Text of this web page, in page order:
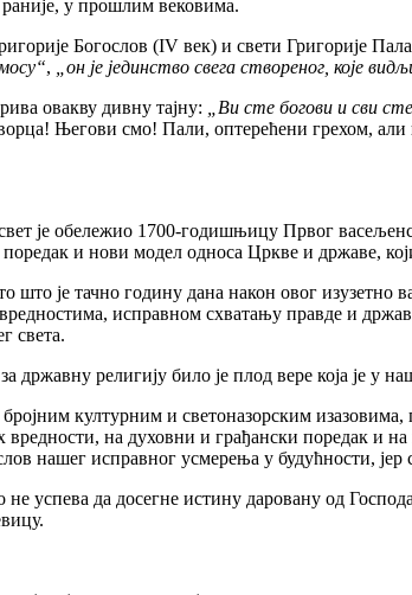
у прошлим вековима.
Богослов (IV век) и свети Григорије
, „он је јединство свега створеног, које
овакву дивну тајну:
„Ви сте богови и сви
Његови смо! Пали, оптерећени грехом,
обележио 1700-годишњицу Првог васељенског
и нови модел односа Цркве и државе,
тачно годину дана након овог изузетно
исправном схватању правде и
света.
религију било је плод вере која је у
културним и светоназорским изазовима,
на духовни и грађански поредак и
нашег исправног усмерења у будућности,
да досегне истину даровану од Господа,